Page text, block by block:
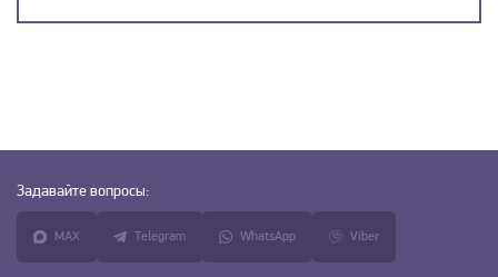
Задавайте вопросы:
MAX Telegram WhatsApp Viber